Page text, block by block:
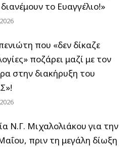
το Ευαγγέλιο!»
που «δεν δίκαζε
ποζάρει μαζί με τον
στην διακήρυξη του
Ν.Γ. Μιχαλολιάκου για την
πριν τη μεγάλη δίωξη